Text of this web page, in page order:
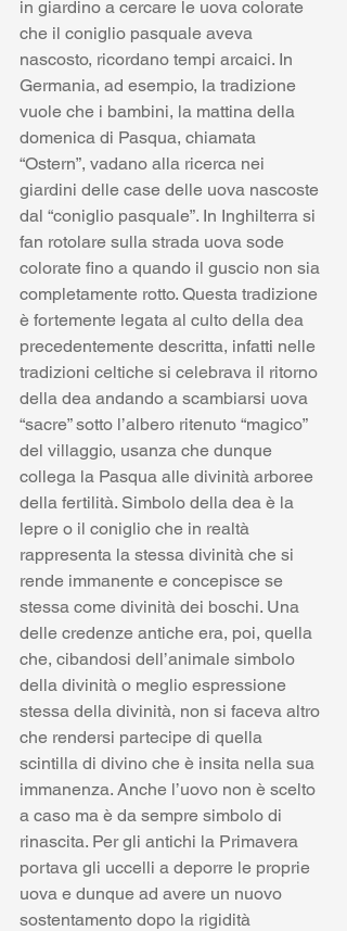
in giardino a cercare le uova colorate
che il coniglio pasquale aveva
nascosto, ricordano tempi arcaici. In
Germania, ad esempio, la tradizione
vuole che i bambini, la mattina della
domenica di Pasqua, chiamata
“Ostern”, vadano alla ricerca nei
giardini delle case delle uova nascoste
dal “coniglio pasquale”. In Inghilterra si
fan rotolare sulla strada uova sode
colorate fino a quando il guscio non sia
completamente rotto. Questa tradizione
è fortemente legata al culto della dea
precedentemente descritta, infatti nelle
tradizioni celtiche si celebrava il ritorno
della dea andando a scambiarsi uova
“sacre” sotto l’albero ritenuto “magico”
del villaggio, usanza che dunque
collega la Pasqua alle divinità arboree
della fertilità. Simbolo della dea è la
lepre o il coniglio che in realtà
rappresenta la stessa divinità che si
rende immanente e concepisce se
stessa come divinità dei boschi. Una
delle credenze antiche era, poi, quella
che, cibandosi dell’animale simbolo
della divinità o meglio espressione
stessa della divinità, non si faceva altro
che rendersi partecipe di quella
scintilla di divino che è insita nella sua
immanenza. Anche l’uovo non è scelto
a caso ma è da sempre simbolo di
rinascita. Per gli antichi la Primavera
portava gli uccelli a deporre le proprie
uova e dunque ad avere un nuovo
sostentamento dopo la rigidità